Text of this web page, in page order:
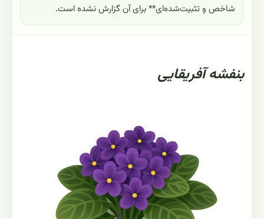
شاخص و تثبیت‌شده‌ای** برای آن گزارش نشده است.
بنفشه آفریقایی